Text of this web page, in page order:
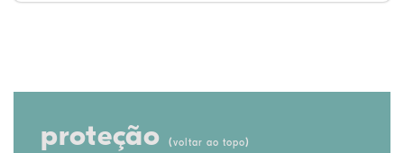
proteção (voltar ao topo)